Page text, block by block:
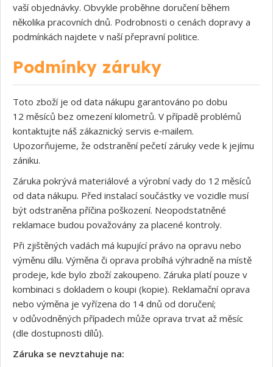
vaší objednávky. Obvykle proběhne doručení během
několika pracovních dnů. Podrobnosti o cenách dopravy a
podmínkách najdete v naší přepravní politice.
Podmínky záruky
Toto zboží je od data nákupu garantováno po dobu
12 měsíců bez omezení kilometrů. V případě problémů
kontaktujte náš zákaznický servis e‑mailem.
Upozorňujeme, že odstranění pečetí záruky vede k jejímu
zániku.
Záruka pokrývá materiálové a výrobní vady do 12 měsíců
od data nákupu. Před instalací součástky ve vozidle musí
být odstraněna příčina poškození. Neopodstatněné
reklamace budou považovány za placené kontroly.
Při zjištěných vadách má kupující právo na opravu nebo
výměnu dílu. Výměna či oprava probíhá výhradně na místě
prodeje, kde bylo zboží zakoupeno. Záruka platí pouze v
kombinaci s dokladem o koupi (kopie). Reklamační oprava
nebo výměna je vyřízena do 14 dnů od doručení;
v odůvodněných případech může oprava trvat až měsíc
(dle dostupnosti dílů).
Záruka se nevztahuje na: